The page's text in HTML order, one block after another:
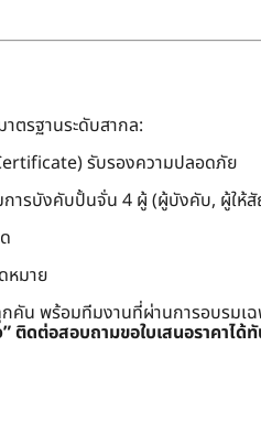
าตรฐานระดับสากล:
รับรองความปลอดภัย
การบังคับปั้นจั่น 4 ผู้ (ผู้บังคับ, ผู้ใ
หมาย
น พร้อมทีมงานที่ผ่านการอบรมเ
ติดต่อสอบถามขอใบเสนอราคาได้